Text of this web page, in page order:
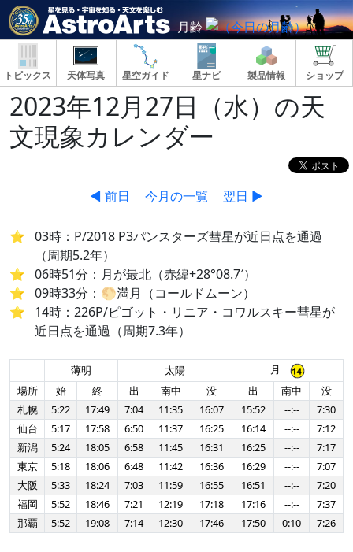
月齢
トピックス 天体写真 星空ガイド 星ナビ 製品情報 ショップ
2023年12月27日（水）の天
文現象カレンダー
◀ 前日 今月の一覧 翌日 ▶
03時：P/2018 P3パンスターズ彗星が近日点を通過
（周期5.2年）
06時51分：月が最北（赤緯+28°08.7′）
09時33分：🌕満月（コールドムーン）
14時：226P/ピゴット・リニア・コワルスキー彗星が
近日点を通過（周期7.3年）
薄明 太陽
月
場所
始 終 出 南中 没 出 南中
没
札幌
5:22 17:49 7:04 11:35 16:07 15:52 --:--
7:30
仙台
5:17 17:58 6:50 11:37 16:25 16:14 --:--
7:12
新潟
5:24 18:05 6:58 11:45 16:31 16:25 --:--
7:17
東京
5:18 18:06 6:48 11:42 16:36 16:29 --:--
7:07
大阪
5:33 18:24 7:03 11:59 16:55 16:51 --:--
7:20
福岡
5:52 18:46 7:21 12:19 17:18 17:16 --:--
7:37
那覇
5:52 19:08 7:14 12:30 17:46 17:50 0:10 7:26